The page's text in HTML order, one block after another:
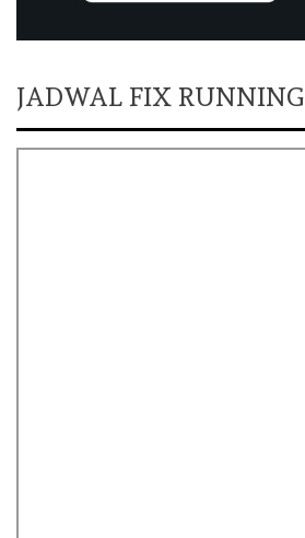
JADWAL FIX RUNNING